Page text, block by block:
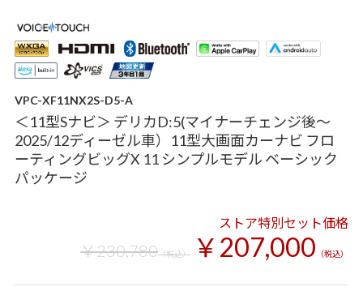
VPC-XF11NX2S-D5-A
＜11型Sナビ＞ デリカD:5(マイナーチェンジ後～
2025/12ディーゼル車）11型大画面カーナビ フロ
ーティングビッグX 11 シンプルモデル ベーシック
パッケージ
ストア特別セット価格
￥230,780（税込） ￥207,000 （税込）